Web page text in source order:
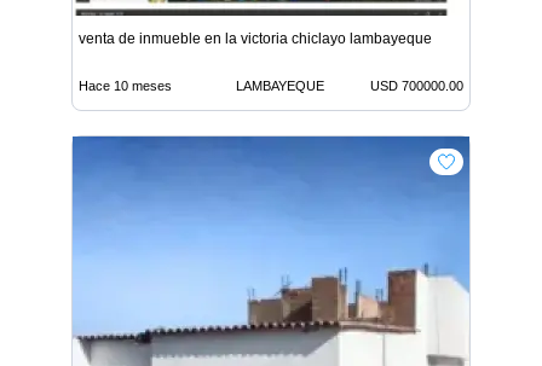
venta de inmueble en la victoria chiclayo lambayeque
Hace 10 meses LAMBAYEQUE USD 700000.00